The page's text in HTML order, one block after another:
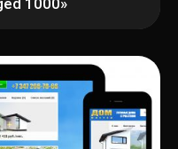
1000»